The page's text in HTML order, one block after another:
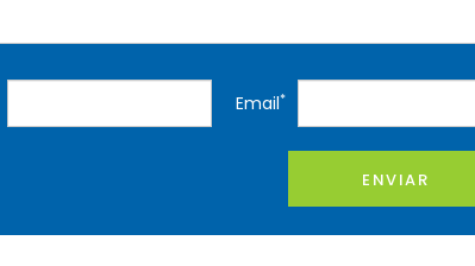
Email*
ENVIAR